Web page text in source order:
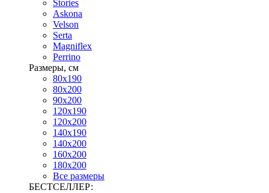
Stories
Askona
Velson
Serta
Magniflex
Perrino
Размеры, см
80х190
80х200
90х200
120х190
120х200
140х190
140х200
160х200
180х200
Все размеры
БЕСТСЕЛЛЕР: